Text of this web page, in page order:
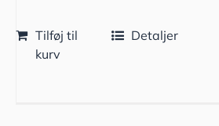
Tilføj til
kurv
Detaljer